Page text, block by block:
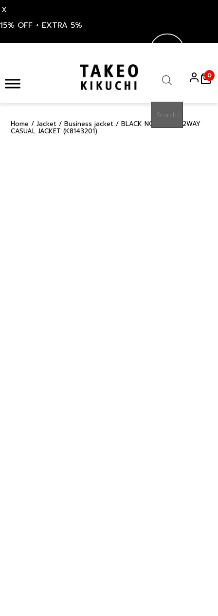
X
15% OFF + EXTRA 5%
content
search
0
Home / Jacket / Business jacket / BLACK NO CREASE 2WAY
CASUAL JACKET (K8143201)